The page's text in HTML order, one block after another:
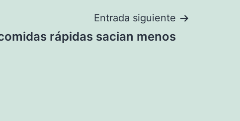
Entrada siguiente
rápidas sacian menos